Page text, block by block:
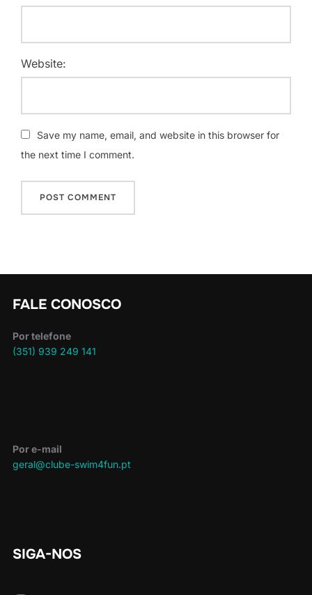
Website:
Save my name, email, and website in this browser for
the next time I comment.
FALE CONOSCO
Por telefone
(351) 939 249 141
Por e-mail
geral@clube-swim4fun.pt
SIGA-NOS